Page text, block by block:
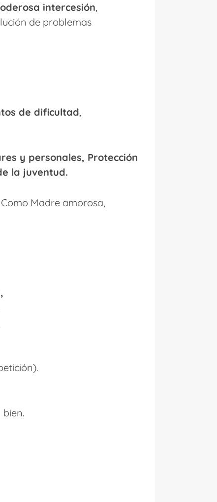
intercesión,
de problemas
de dificultad,
y personales, Protección
la juventud.
Como Madre amorosa,